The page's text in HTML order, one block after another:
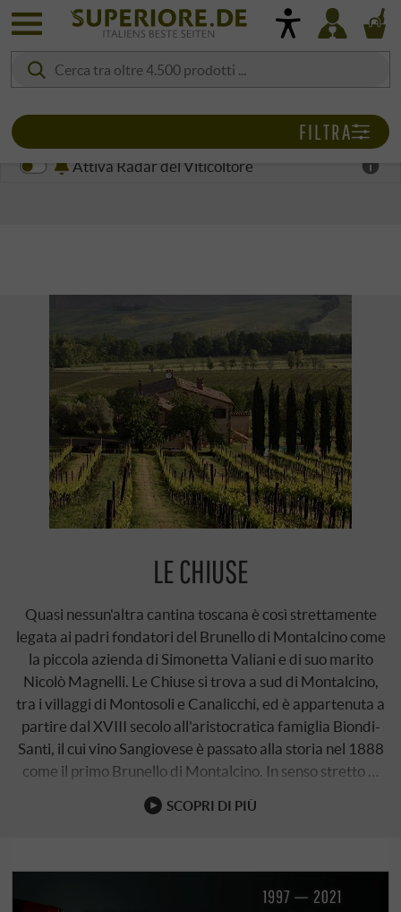
Attiva Radar del Viticoltore
LE CHIUSE
Quasi nessun'altra cantina toscana è così strettamente
legata ai padri fondatori del Brunello di Montalcino come
la piccola azienda di Simonetta Valiani e di suo marito
Nicolò Magnelli. Le Chiuse si trova a sud di Montalcino,
tra i villaggi di Montosoli e Canalicchi, ed è appartenuta a
partire dal XVIII secolo all'aristocratica famiglia Biondi-
Santi, il cui vino Sangiovese è passato alla storia nel 1888
come il primo Brunello di Montalcino. In senso stretto …
SCOPRI DI PIÙ
FILTRA